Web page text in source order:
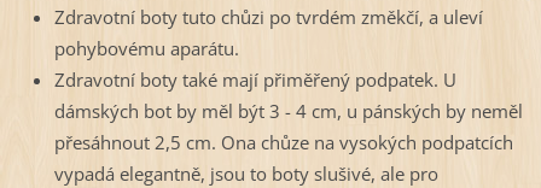
Zdravotní boty tuto chůzi po tvrdém změkčí, a uleví
pohybovému aparátu.
Zdravotní boty také mají přiměřený podpatek. U
dámských bot by měl být 3 - 4 cm, u pánských by neměl
přesáhnout 2,5 cm. Ona chůze na vysokých podpatcích
vypadá elegantně, jsou to boty slušivé, ale pro